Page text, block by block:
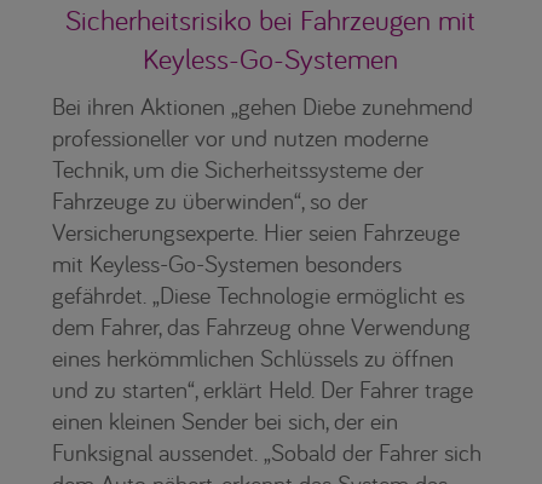
Sicherheitsrisiko bei Fahrzeugen mit
Keyless-Go-Systemen
Bei ihren Aktionen „gehen Diebe zunehmend
professioneller vor und nutzen moderne
Technik, um die Sicherheitssysteme der
Fahrzeuge zu überwinden“, so der
Versicherungsexperte. Hier seien Fahrzeuge
mit Keyless-Go-Systemen besonders
gefährdet. „Diese Technologie ermöglicht es
dem Fahrer, das Fahrzeug ohne Verwendung
eines herkömmlichen Schlüssels zu öffnen
und zu starten“, erklärt Held. Der Fahrer trage
einen kleinen Sender bei sich, der ein
Funksignal aussendet. „Sobald der Fahrer sich